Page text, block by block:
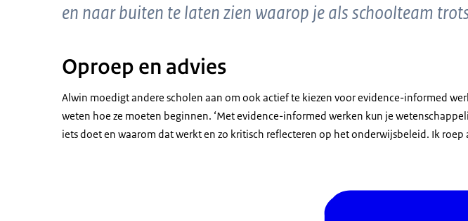
en naar buiten te laten zien waarop je als schoolteam
Oproep en advies
Alwin moedigt andere scholen aan om ook actief te kiezen voor evidence-informed
weten hoe ze moeten beginnen. ‘Met evidence-informed werken kun je
iets doet en waarom dat werkt en zo kritisch reflecteren op het onderwijsbeleid. Ik roep